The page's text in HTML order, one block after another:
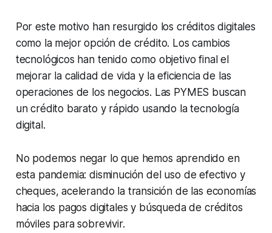
Por este motivo han resurgido los créditos digitales
como la mejor opción de crédito. Los cambios
tecnológicos han tenido como objetivo final el
mejorar la calidad de vida y la eficiencia de las
operaciones de los negocios. Las PYMES buscan
un crédito barato y rápido usando la tecnología
digital.
No podemos negar lo que hemos aprendido en
esta pandemia: disminución del uso de efectivo y
cheques, acelerando la transición de las economías
hacia los pagos digitales y búsqueda de créditos
móviles para sobrevivir.